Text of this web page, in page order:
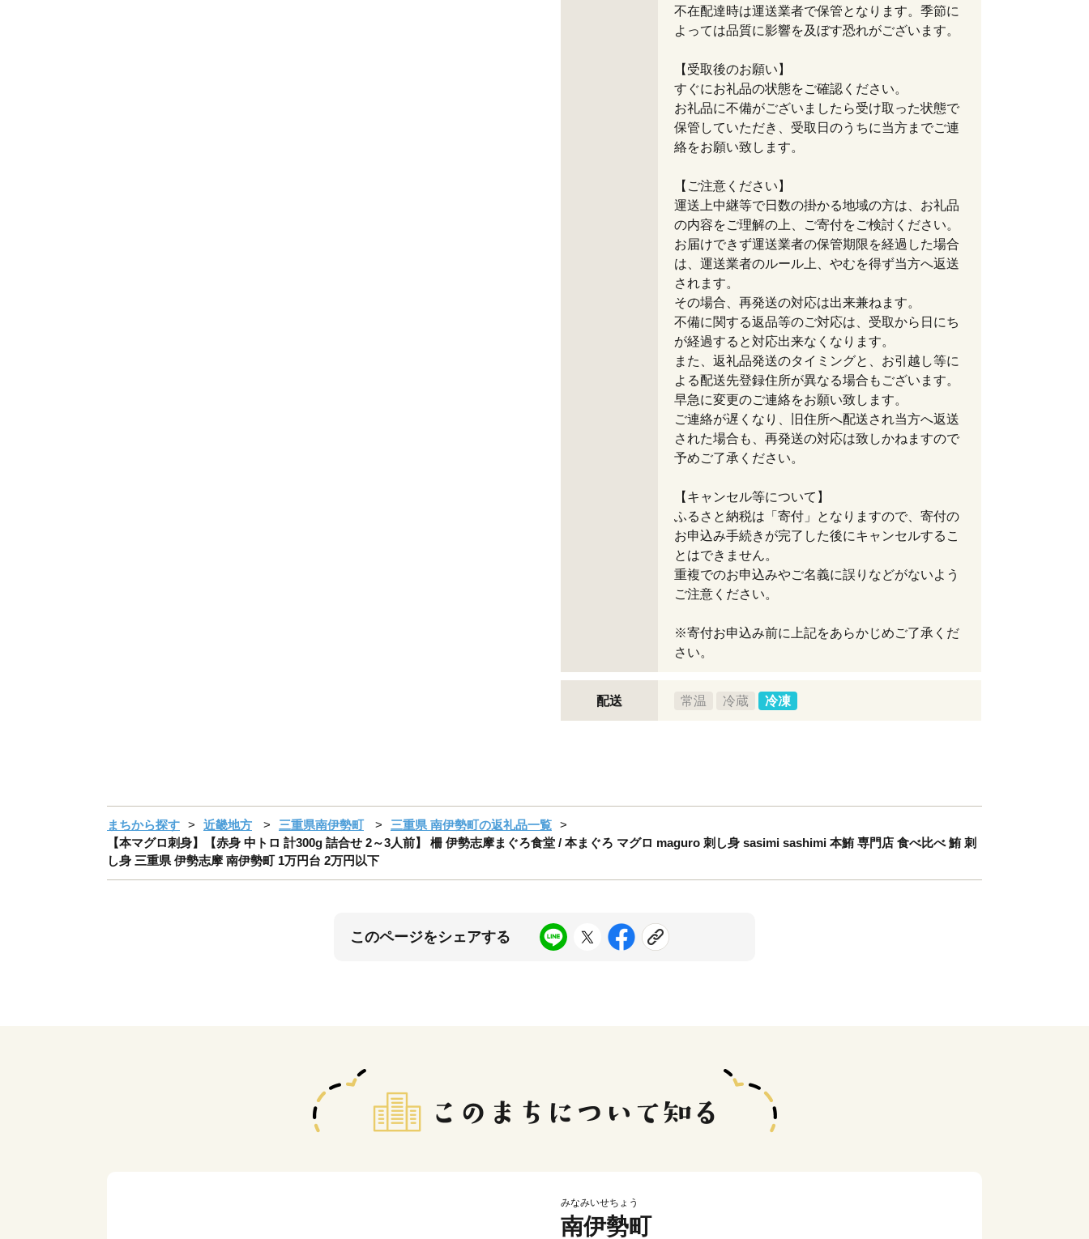
不在配達時は運送業者で保管となります。季節に
よっては品質に影響を及ぼす恐れがございます。
【受取後のお願い】
すぐにお礼品の状態をご確認ください。
お礼品に不備がございましたら受け取った状態で
保管していただき、受取日のうちに当方までご連
絡をお願い致します。
【ご注意ください】
運送上中継等で日数の掛かる地域の方は、お礼品
の内容をご理解の上、ご寄付をご検討ください。
お届けできず運送業者の保管期限を経過した場合
は、運送業者のルール上、やむを得ず当方へ返送
されます。
その場合、再発送の対応は出来兼ねます。
不備に関する返品等のご対応は、受取から日にち
が経過すると対応出来なくなります。
また、返礼品発送のタイミングと、お引越し等に
よる配送先登録住所が異なる場合もございます。
早急に変更のご連絡をお願い致します。
ご連絡が遅くなり、旧住所へ配送され当方へ返送
された場合も、再発送の対応は致しかねますので
予めご了承ください。
【キャンセル等について】
ふるさと納税は「寄付」となりますので、寄付の
お申込み手続きが完了した後にキャンセルするこ
とはできません。
重複でのお申込みやご名義に誤りなどがないよう
ご注意ください。
※寄付お申込み前に上記をあらかじめご了承くだ
さい。
配送 常温 冷蔵 冷凍
まちから探す 近畿地方 三重県南伊勢町
三重県 南伊勢町の返礼品一覧
【本マグロ刺身】【赤身 中トロ 計300g 詰合せ 2～3人前】 柵 伊勢志摩まぐろ食堂 / 本まぐろ マグロ maguro 刺し身 sasimi sashimi 本鮪 専門店 食べ比べ 鮪 刺
し身 三重県 伊勢志摩 南伊勢町 1万円台 2万円以下
このページをシェアする
みなみいせちょう
南伊勢町